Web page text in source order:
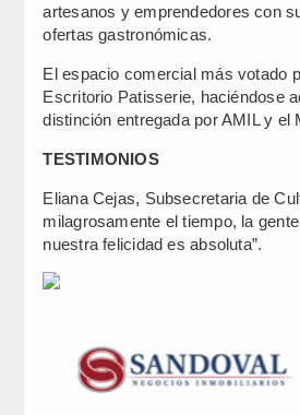
artesanos y emprendedores con
ofertas gastronómicas.
El espacio comercial más votado
Escritorio Patisserie, haciéndose
distinción entregada por AMIL y el
TESTIMONIOS
Eliana Cejas, Subsecretaria de
milagrosamente el tiempo, la
nuestra felicidad es absoluta”.